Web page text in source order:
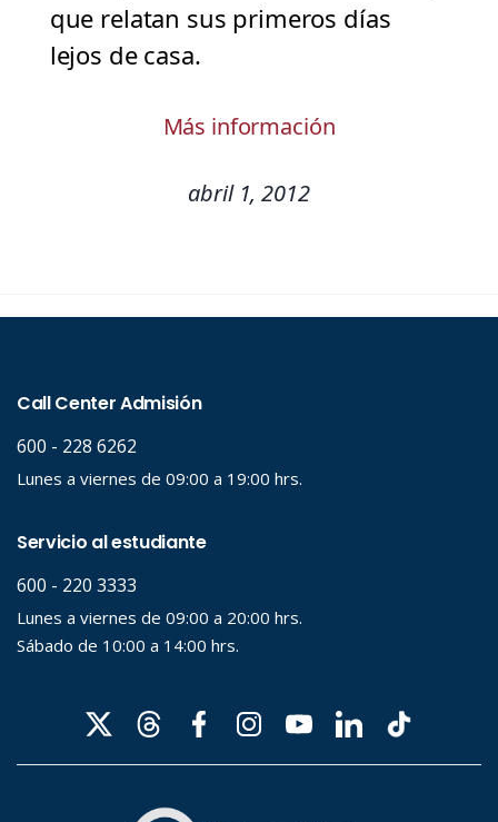
que relatan sus primeros días
lejos de casa.
Más información
abril 1, 2012